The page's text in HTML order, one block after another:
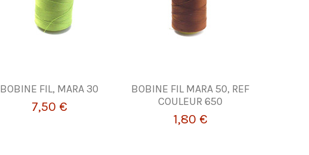
BOBINE FIL, MARA 30
7,50 €
BOBINE FIL MARA 50, REF
COULEUR 650
1,80 €